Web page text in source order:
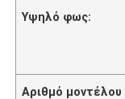
Υψηλό φως:
Αριθμό μοντέλου